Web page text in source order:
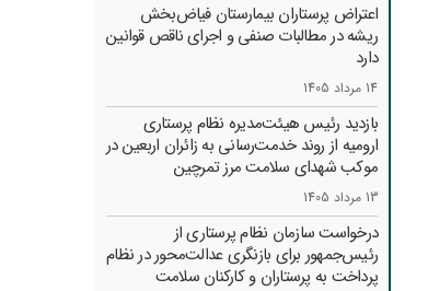
اعتراض پرستاران بیمارستان فیاض‌بخش
ریشه در مطالبات صنفی و اجرای ناقص قوانین
دارد
14 مرداد 1405
بازدید رئیس هیئت‌مدیره نظام پرستاری
ارومیه از روند خدمت‌رسانی به زائران اربعین در
موکب شهدای سلامت مرز تمرچین
13 مرداد 1405
درخواست سازمان نظام پرستاری از
رئیس‌جمهور برای بازنگری عدالت‌محور در نظام
پرداخت به پرستاران و کارکنان سلامت